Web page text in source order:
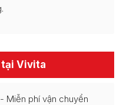
tại Vivita
- Miễn phí vận chuyển